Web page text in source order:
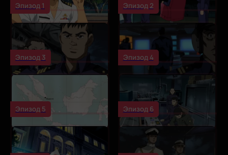
Эпизод 1 Эпизод 2
Эпизод 3 Эпизод 4
Эпизод 5 Эпизод 6